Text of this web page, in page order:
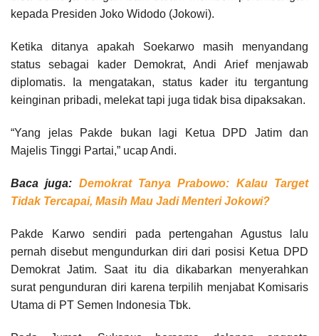
kepada Presiden Joko Widodo (Jokowi).
Ketika ditanya apakah Soekarwo masih menyandang
status sebagai kader Demokrat, Andi Arief menjawab
diplomatis. Ia mengatakan, status kader itu tergantung
keinginan pribadi, melekat tapi juga tidak bisa dipaksakan.
“Yang jelas Pakde bukan lagi Ketua DPD Jatim dan
Majelis Tinggi Partai,” ucap Andi.
Baca juga: Demokrat Tanya Prabowo: Kalau Target
Tidak Tercapai, Masih Mau Jadi Menteri Jokowi?
Pakde Karwo sendiri pada pertengahan Agustus lalu
pernah disebut mengundurkan diri dari posisi Ketua DPD
Demokrat Jatim. Saat itu dia dikabarkan menyerahkan
surat pengunduran diri karena terpilih menjabat Komisaris
Utama di PT Semen Indonesia Tbk.